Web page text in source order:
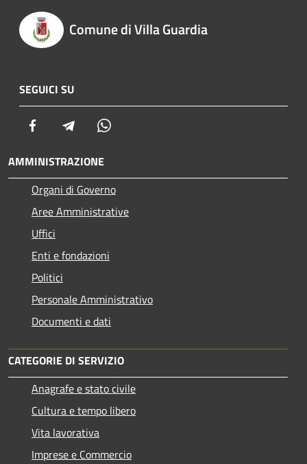
Comune di Villa Guardia
SEGUICI SU
Facebook Telegram
AMMINISTRAZIONE
Organi di Governo
Aree Amministrative
Uffici
Enti e fondazioni
Politici
Personale Amministrativo
Documenti e dati
CATEGORIE DI SERVIZIO
Anagrafe e stato civile
Cultura e tempo libero
Vita lavorativa
Imprese e Commercio